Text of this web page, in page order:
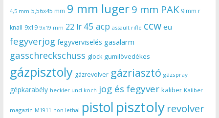
4,5 mm 5,56x45 mm 9 mm luger9 mm PAK 9 mm r
knall 9x19 9x19 mm 22 lr 45 acp assault rifle ccw eu
fegyverjog fegyverviselés gasalarm
gasschreckschuss glock gumilövedékes
gázpisztoly gázrevolver gázriasztó gázspray
gépkarabély heckler und koch jog és fegyver kaliber Kaliber
magazin M1911 non lethal pistol pisztoly revolver